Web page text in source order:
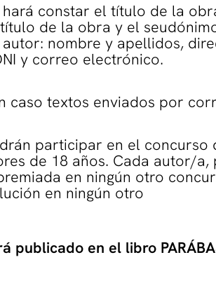
constar el título de la
de la obra y el
nombre y apellidos,
y correo electrónico.
caso textos enviados por
participar en el
de 18 años. Cada autor/
en ningún otro
en ningún otro
publicado en el libro